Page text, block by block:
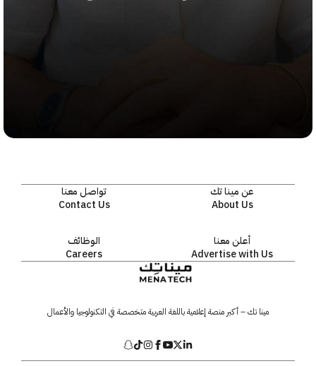
عن مينا تك
About Us
تواصل معنا
Contact Us
أعلن معنا
Advertise with Us
الوظائف
Careers
مينا تك – أكبر منصة إعلامية باللغة العربية متخصصة في التكنولوجيا والأعمال